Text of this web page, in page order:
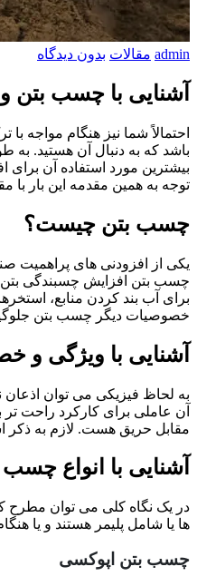
admin مقالات بدون دیدگاه
آشنایی با چسب
احتمالاً شما نیز هنگام مواجه
باشد که به دنبال آن هستید.
بیشترین مورد استفاده آن
توجه به همین مقدمه این بار
چسب بتن چیست؟
یکی از افزودنی های
چسب بتن افزایش چسبندگی بتن
برای آب بند کردن منابع،
خصوصیات دیگر چسب بتن
آشنایی با ویژگی
به لحاظ فیزیکی می توان اذعان
آن عاملی برای کارکرد راحت
مقابل حریق هست. لازم به ذکر است که این
آشنایی با انواع چسب
در یک نگاه کلی می توان مطرح
ها یا شامل پلیمر هستند و
چسب بتن اپوکسی